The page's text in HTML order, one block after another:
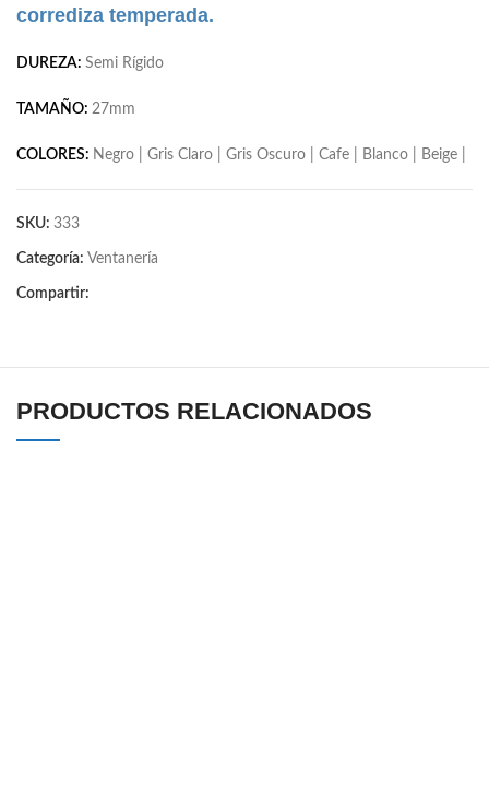
corrediza temperada.
DUREZA: Semi Rígido
TAMAÑO: 27mm
COLORES: Negro | Gris Claro | Gris Oscuro | Cafe | Blanco | Beige |
SKU: 333
Categoría: Ventanería
Compartir:
PRODUCTOS RELACIONADOS